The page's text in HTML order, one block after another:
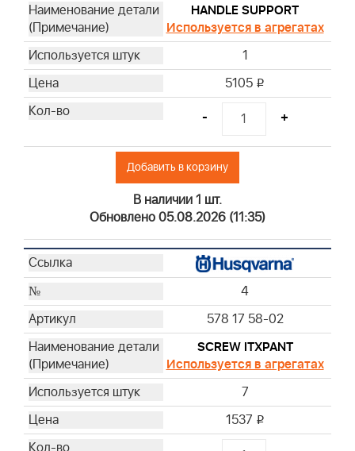
HANDLE SUPPORT
Используется в агрегатах
1
5105 i
- +
Добавить в корзину
В наличии 1 шт.
Обновлено 05.08.2026 (11:35)
4
578 17 58-02
SCREW ITXPANT
Используется в агрегатах
7
1537 i